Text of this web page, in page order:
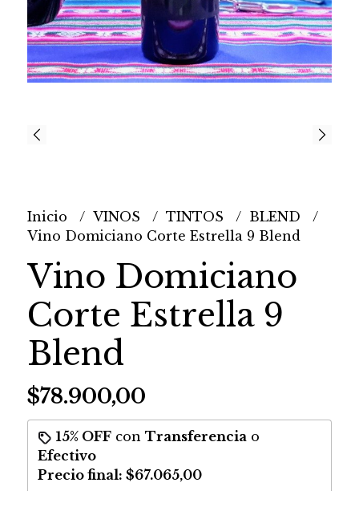
Inicio VINOS TINTOS
BLEND
Vino Domiciano Corte Estrella 9 Blend
Vino Domiciano
Corte Estrella 9
Blend
$78.900,00
15% OFFcon Transferencia o
Efectivo
Precio final: $67.065,00